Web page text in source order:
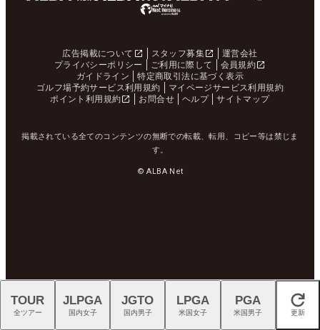
広告掲載について スタッフ募集
運営会社
プライバシーポリシー
ご利用に際して
会員規約
ガイドライン
特定商取引法に基づく表示
ゴルフ場予約サービス利用規約
マイページサービス利用規約
ポイント利用規約
お問合せ ヘルプ サイトマップ
掲載されている全てのコンテンツの無断での転載、転用、コピー等は禁じま
す。
© ALBA Net
閉じる
TOUR
全ツアー
JLPGA
国内女子
JGTO
国内男子
LPGA
米国女子
PGA
米国男子 更新